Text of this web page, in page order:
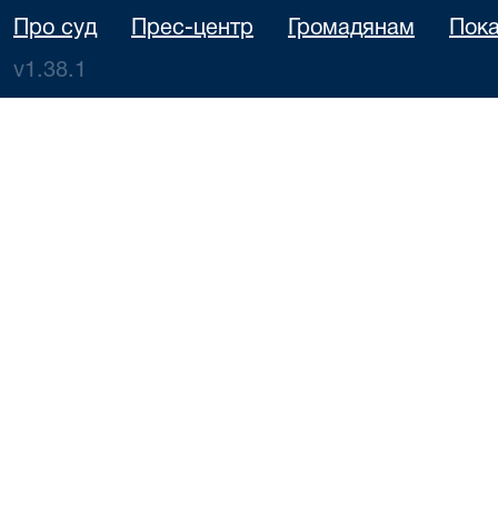
Про суд Прес-центр Громадянам
v1.38.1